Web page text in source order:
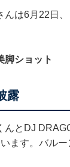
んは6月22日
脚ショット
露
んとDJ
ます。バル